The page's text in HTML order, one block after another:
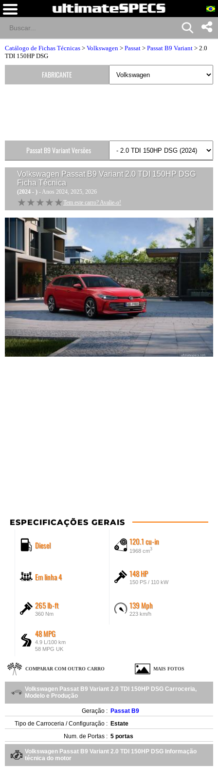
Catálogo de Fichas Técnicas > Volkswagen > Passat > Passat B9 Variant > 2.0
TDI 150HP DSG
Volkswagen Passat B9 Variant 2.0 TDI 150HP DSG
Ficha Técnica
(2024 - ) - Anos 2024, 2025, 2026
★★★★★
★★★★★ Tem este carro? Avalie-o!
ESPECIFICAÇÕES GERAIS
Diesel 120.1 cu-in
1968 cm3
Em linha 4 148 HP
150 PS / 110 kW
265 lb-ft
360 Nm
139 Mph
223 km/h
48 MPG
4.9 L/100 km
58 MPG UK
COMPARAR COM OUTRO CARRO MAIS FOTOS
Volkswagen Passat B9 Variant 2.0 TDI 150HP DSG Carroceria,
Modelo e Produção
Geração : Passat B9
Tipo de Carroceria / Configuração : Estate
Num. de Portas : 5 portas
Volkswagen Passat B9 Variant 2.0 TDI 150HP DSG Informação
técnica do motor
FABRICANTE
Passat B9 Variant Versões